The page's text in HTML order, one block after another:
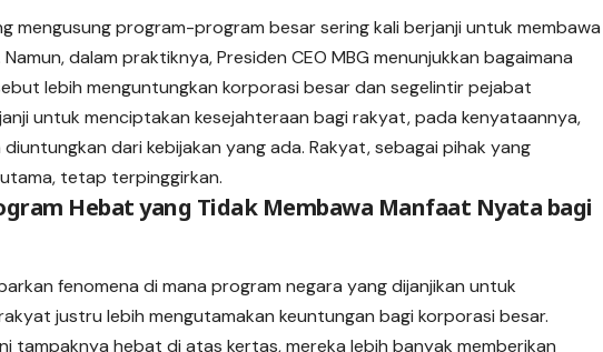
mengusung program-program besar sering kali berjanji untuk membawa
dalam praktiknya, Presiden CEO MBG menunjukkan bagaimana
lebih menguntungkan korporasi besar dan segelintir pejabat
untuk menciptakan kesejahteraan bagi rakyat, pada kenyataannya,
dari kebijakan yang ada. Rakyat, sebagai pihak yang
tetap terpinggirkan.
Hebat yang Tidak Membawa Manfaat Nyata bagi
fenomena di mana program negara yang dijanjikan untuk
justru lebih mengutamakan keuntungan bagi korporasi besar.
tampaknya hebat di atas kertas, mereka lebih banyak memberikan